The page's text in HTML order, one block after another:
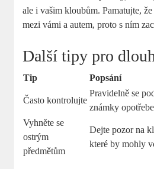
ale i vašim kloubům. Pamatujte,
mezi vámi a autem, proto s ním
Další tipy pro
Tip Popsání
Často kontrolujte
Pravidelně se
známky
Vyhněte se
ostrým
předmětům
Dejte pozor na
které by mohly